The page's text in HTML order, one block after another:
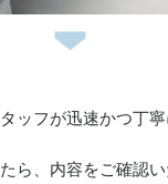
ッフが迅速かつ丁
ら、内容をご確認い